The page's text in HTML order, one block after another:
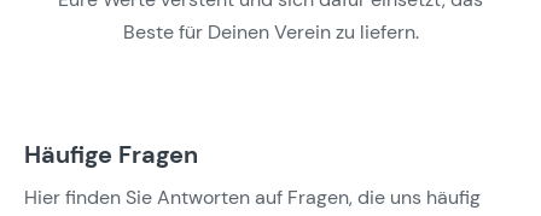
Beste für Deinen Verein zu liefern.
Häufige Fragen
Hier finden Sie Antworten auf Fragen, die uns häufig